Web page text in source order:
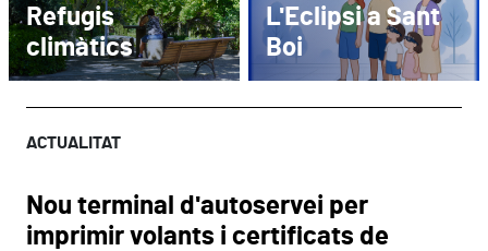
Refugis
climàtics
L'Eclipsi a Sant
Boi
ACTUALITAT
Nou terminal d'autoservei per
imprimir volants i certificats de